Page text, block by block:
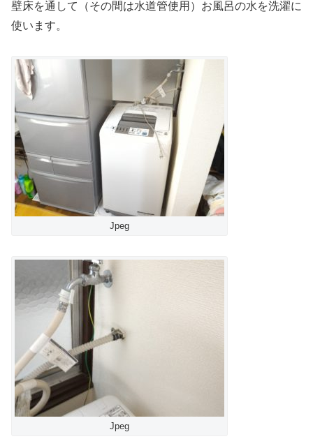
壁床を通して（その間は水道管使用）お風呂の水を洗濯に
使います。
Jpeg
Jpeg